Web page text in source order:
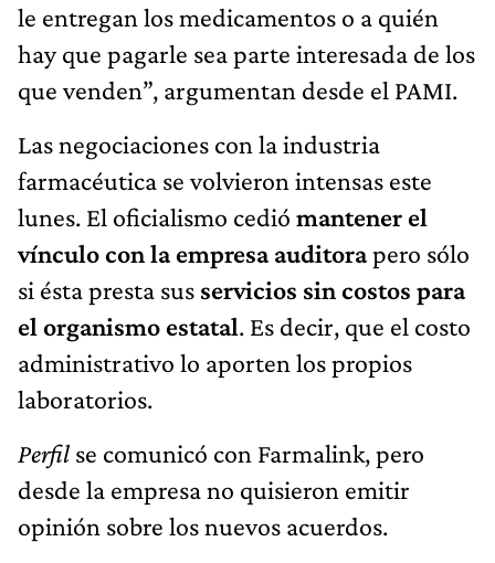
le entregan los medicamentos o a quién
hay que pagarle sea parte interesada de los
que venden”, argumentan desde el PAMI.
Las negociaciones con la industria
farmacéutica se volvieron intensas este
lunes. El oficialismo cedió mantener el
vínculo con la empresa auditorapero sólo
si ésta presta sus servicios sin costos para
el organismo estatal. Es decir, que el costo
administrativo lo aporten los propios
laboratorios.
Perfil se comunicó con Farmalink, pero
desde la empresa no quisieron emitir
opinión sobre los nuevos acuerdos.